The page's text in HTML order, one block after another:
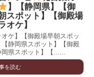
】【静岡県】【御
スポット】【御殿場
オケ】
オケ】【御殿場早朝スポッ
【静岡県スポット】【御殿
県スポット】【......
を読む